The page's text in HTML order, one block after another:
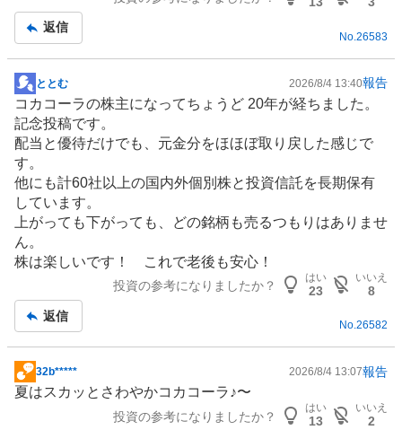
事
返信
No. 26583
掲
示
板
記
事
ととむ 2026/8/4 13:40報告
コカコーラの株主になってちょうど 20年が経ちました。
記念投稿です。
配当と優待だけでも、元金分をほほぼ取り戻した感じで
す。
他にも計60社以上の国内外個別株と投資信託を長期保有
しています。
上がっても下がっても、どの銘柄も売るつもりはありませ
ん。
株は楽しいです！ これで老後も安心！
投資の参考になりましたか？
はい
23
いいえ
8
返信
No.26582
掲
示
32b***** 2026/8/4 13:07報告
夏はスカッとさわやかコカコーラ♪〜
投資の参考になりましたか？
はい
13
いいえ
2